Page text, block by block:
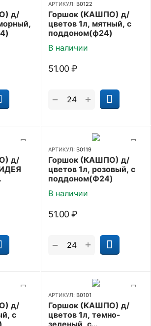
д/
АРТИКУЛ: В0122
Горшок (КАШПО) д/
цветов 1л, мятный, с
поддоном(ф24)
В наличии
51.00 ₽
+
−
д/
АРТИКУЛ: В0119
Горшок (КАШПО) д/
цветов 1л, розовый, с
поддоном(Ф24)
В наличии
51.00 ₽
+
−
д/
с
АРТИКУЛ: В0101
Горшок (КАШПО) д/
цветов 1л, темно-